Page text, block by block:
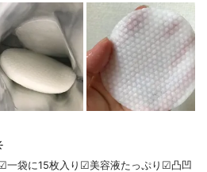
☑一袋に15枚入り☑美容液たっぷり☑凸凹